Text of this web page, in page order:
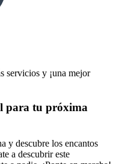
servicios y ¡una mejor
para tu próxima
y descubre los encantos
a descubrir este